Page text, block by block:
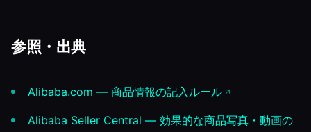
参照・出典
Alibaba.com — 商品情報の記入ルール
Alibaba Seller Central — 効果的な商品写真・動画の